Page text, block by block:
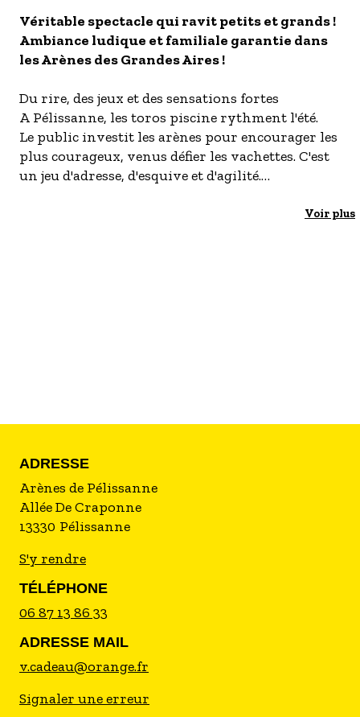
Véritable spectacle qui ravit petits et grands !
Ambiance ludique et familiale garantie dans
les Arènes des Grandes Aires !
Du rire, des jeux et des sensations fortes
A Pélissanne, les toros piscine rythment l'été.
Le public investit les arènes pour encourager les
plus courageux, venus défier les vachettes. C'est
un jeu d'adresse, d'esquive et d'agilité.
Voir plus
ADRESSE
Arènes de Pélissanne
Allée De Craponne
13330 Pélissanne
S'y rendre
TÉLÉPHONE
06 87 13 86 33
ADRESSE MAIL
v.cadeau@orange.fr
Signaler une erreur